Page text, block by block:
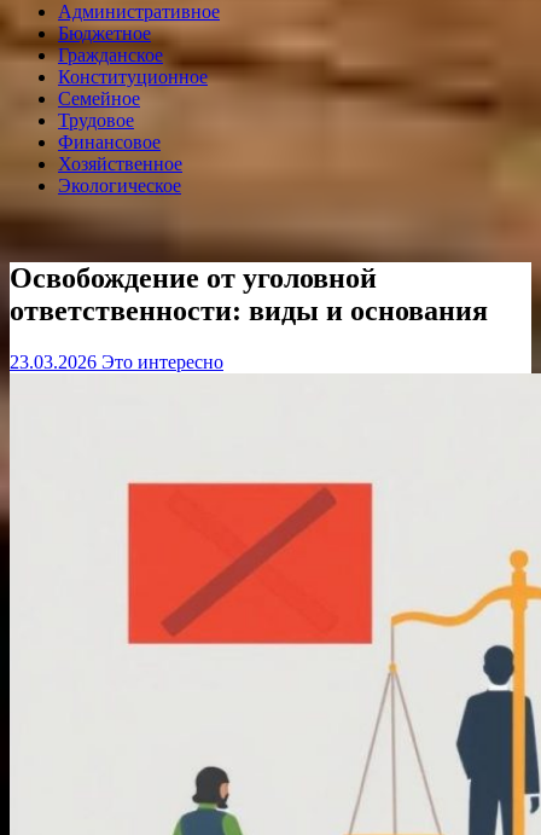
Административное
Бюджетное
Гражданское
Конституционное
Семейное
Трудовое
Финансовое
Хозяйственное
Экологическое
Освобождение от уголовной
ответственности: виды и основания
23.03.2026 Это интересно